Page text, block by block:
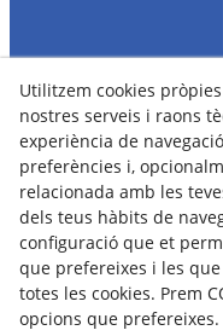
Utilitzem cookies
nostres serveis i raons
experiència de
preferències i,
relacionada amb les
dels teus hàbits de
configuració que et
que prefereixes i les que
totes les cookies. Prem
opcions que